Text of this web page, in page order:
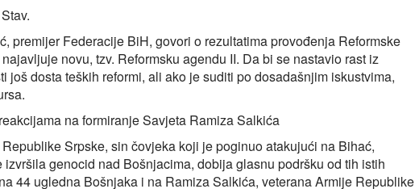
premijer Federacije BiH, govori o rezultatima provođenja Reformske
novu, tzv. Reformsku agendu II. Da bi se nastavio rast iz
još dosta teških reformi, ali ako je suditi po dosadašnjim iskustvima,
na formiranje Savjeta Ramiza Salkića
Srpske, sin čovjeka koji je poginuo atakujući na Bihać,
genocid nad Bošnjacima, dobija glasnu podršku od tih istih
44 ugledna Bošnjaka i na Ramiza Salkića, veterana Armije Republike